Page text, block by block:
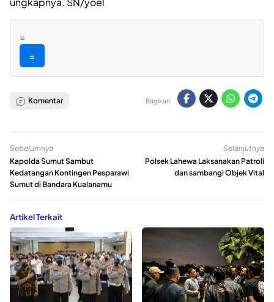
=
=
Komentar Bagikan:
Sebelumnya
Kapolda Sumut Sambut
Kedatangan Kontingen Pesparawi
Sumut di Bandara Kualanamu
Selanjutnya
Polsek Lahewa Laksanakan Patroli
dan sambangi Objek Vital
Artikel Terkait